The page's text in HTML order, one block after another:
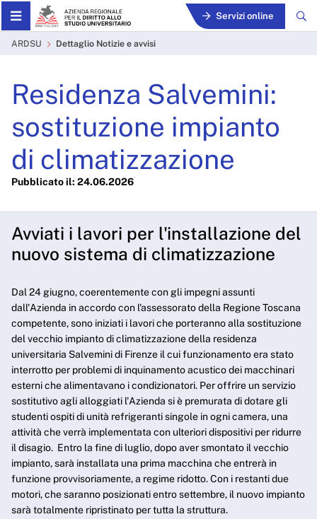
Skip to Main Content Servizi online
Dettaglio Notizie e avvisi -
ARDSU Dettaglio Notizie e avvisi
Residenza Salvemini:
sostituzione impianto
di climatizzazione
Pubblicato il: 24.06.2026
Avviati i lavori per l'installazione del
nuovo sistema di climatizzazione
Dal 24 giugno, coerentemente con gli impegni assunti
dall'Azienda in accordo con l'assessorato della Regione Toscana
competente, sono iniziati i lavori che porteranno alla sostituzione
del vecchio impianto di climatizzazione della residenza
universitaria Salvemini di Firenze il cui funzionamento era stato
interrotto per problemi di inquinamento acustico dei macchinari
esterni che alimentavano i condizionatori. Per offrire un servizio
sostitutivo agli alloggiati l'Azienda si è premurata di dotare gli
studenti ospiti di unità refrigeranti singole in ogni camera, una
attività che verrà implementata con ulteriori dispositivi per ridurre
il disagio. Entro la fine di luglio, dopo aver smontato il vecchio
impianto, sarà installata una prima macchina che entrerà in
funzione provvisoriamente, a regime ridotto. Con i restanti due
motori, che saranno posizionati entro settembre, il nuovo impianto
sarà totalmente ripristinato per tutta la struttura.